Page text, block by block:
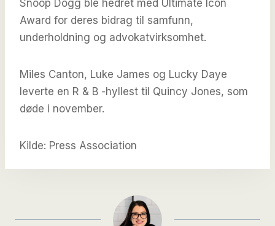
Snoop Dogg ble hedret med Ultimate Icon
Award for deres bidrag til samfunn,
underholdning og advokatvirksomhet.
Miles Canton, Luke James og Lucky Daye
leverte en R & B -hyllest til Quincy Jones, som
døde i november.
Kilde: Press Association